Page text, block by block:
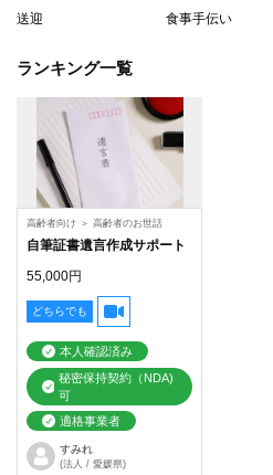
送迎 食事手伝い
ランキング一覧
高齢者向け ＞ 高齢者のお世話
自筆証書遺言作成サポート
55,000円
どちらでも
本人確認済み
秘密保持契約（NDA)
可
適格事業者
すみれ
(法人 / 愛媛県)